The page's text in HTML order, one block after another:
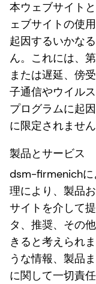
本ウェブサイト
ェブサイトの使
起因するいかな
ん。これには、
または遅延、傍
子通信やウイル
プログラムに起
に限定されません
製品とサービス
dsm-firmenich
理により、製品
サイトを介して
タ、推奨、その
きると考えられ
うな情報、製品
に関して一切責